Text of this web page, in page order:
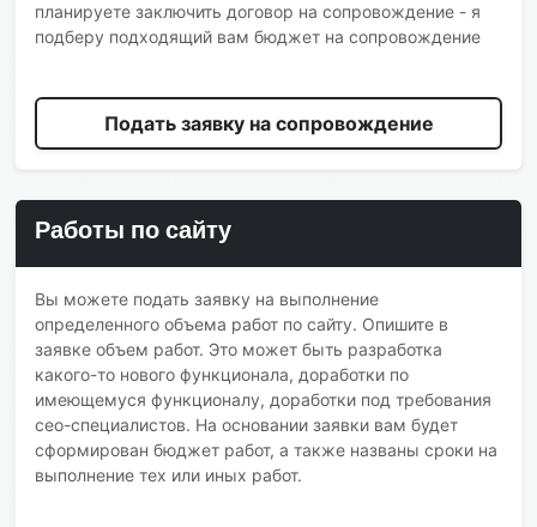
планируете заключить договор на сопровождение - я
подберу подходящий вам бюджет на сопровождение
Подать заявку на сопровождение
Работы по сайту
Вы можете подать заявку на выполнение
определенного объема работ по сайту. Опишите в
заявке объем работ. Это может быть разработка
какого-то нового функционала, доработки по
имеющемуся функционалу, доработки под требования
сео-специалистов. На основании заявки вам будет
сформирован бюджет работ, а также названы сроки на
выполнение тех или иных работ.